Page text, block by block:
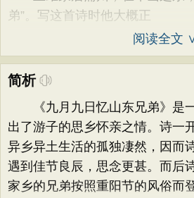
弟”。写这首诗时他大概正
阅读全文
简析
《九月九日忆山东兄弟》是
出了游子的思乡怀亲之情。诗一
异乡异土生活的孤独凄然，因而
遇到佳节良辰，思念更甚。而后
家乡的兄弟按照重阳节的风俗而